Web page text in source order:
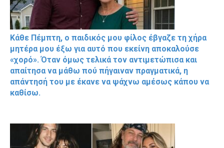
Κάθε Πέμπτη, ο παιδικός μου φίλος έβγαζε τη χήρα
μητέρα μου έξω για αυτό που εκείνη αποκαλούσε
«χορό». Όταν όμως τελικά τον αντιμετώπισα και
απαίτησα να μάθω πού πήγαιναν πραγματικά, η
απάντησή του με έκανε να ψάχνω αμέσως κάπου να
καθίσω.